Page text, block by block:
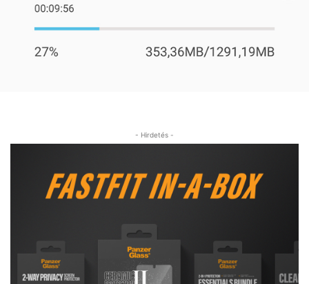
- Hirdetés -